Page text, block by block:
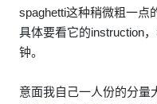
spaghetti这种稍微粗一点
具体要看它的instruction
钟。
意面我自己一人份的分量